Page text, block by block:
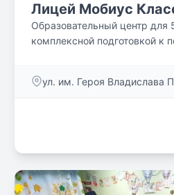
Лицей Мобиус
Образовательный центр для
комплексной подготовкой к
ул. им. Героя Владислава